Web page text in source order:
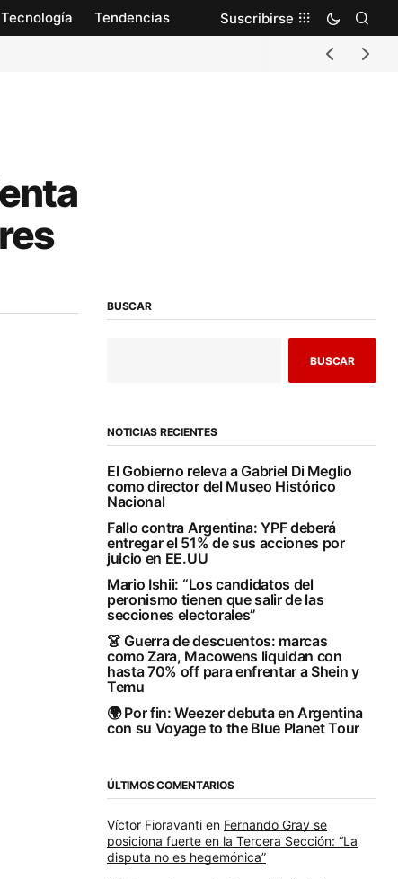
Tecnología Tendencias Suscribirse
BUSCAR
BUSCAR
NOTICIAS RECIENTES
El Gobierno releva a Gabriel Di Meglio
como director del Museo Histórico
Nacional
Fallo contra Argentina: YPF deberá
entregar el 51% de sus acciones por
juicio en EE.UU
Mario Ishii: “Los candidatos del
peronismo tienen que salir de las
secciones electorales”
👗 Guerra de descuentos: marcas
como Zara, Macowens liquidan con
hasta 70% off para enfrentar a Shein y
Temu
🌍 Por fin: Weezer debuta en Argentina
con su Voyage to the Blue Planet Tour
ÚLTIMOS COMENTARIOS
Víctor Fioravanti en Fernando Gray se
posiciona fuerte en la Tercera Sección: “La
disputa no es hegemónica”